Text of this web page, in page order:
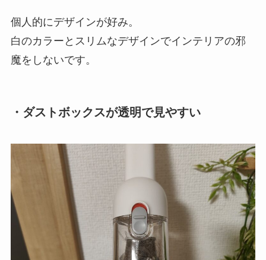
個人的にデザインが好み。
白のカラーとスリムなデザインでインテリアの邪
魔をしないです。
・ダストボックスが透明で見やすい